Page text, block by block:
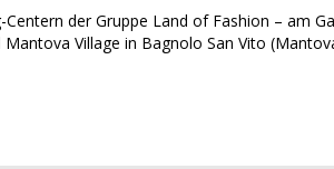
der Gruppe Land of Fashion – am
Village in Bagnolo San Vito